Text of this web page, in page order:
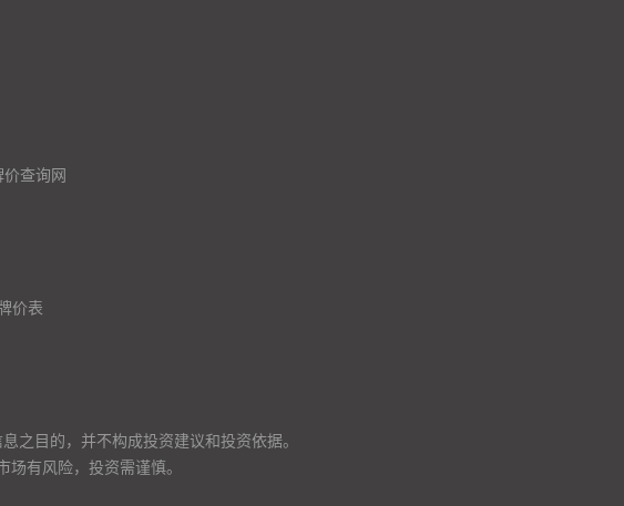
查询网
价表
之目的，并不构成投资建议和投资依据。
有风险，投资需谨慎。